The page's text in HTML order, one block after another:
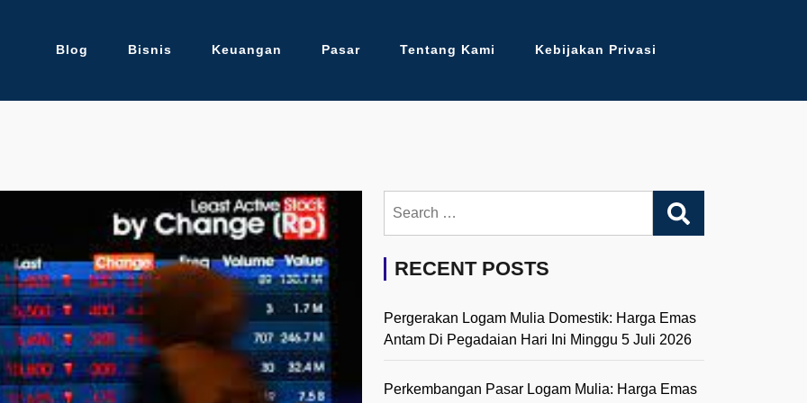
Blog Bisnis Keuangan Pasar Tentang Kami Kebijakan Privasi
for:
RECENT POSTS
Pergerakan Logam Mulia Domestik: Harga Emas
Antam Di Pegadaian Hari Ini Minggu 5 Juli 2026
Perkembangan Pasar Logam Mulia: Harga Emas